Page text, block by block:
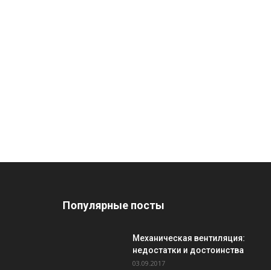
Популярные посты
Механическая вентиляция:
недостатки и достоинства
03.09.2017